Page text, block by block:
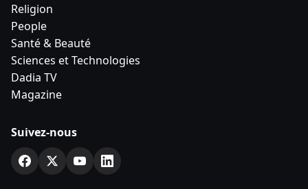
Religion
People
Santé & Beauté
Sciences et Technologies
Dadia TV
Magazine
Suivez-nous